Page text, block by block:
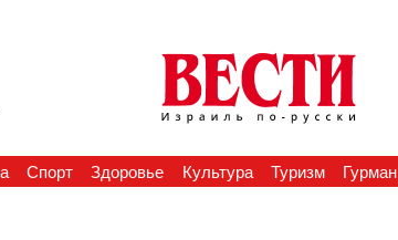
Спорт Здоровье Культура Туризм Гурман